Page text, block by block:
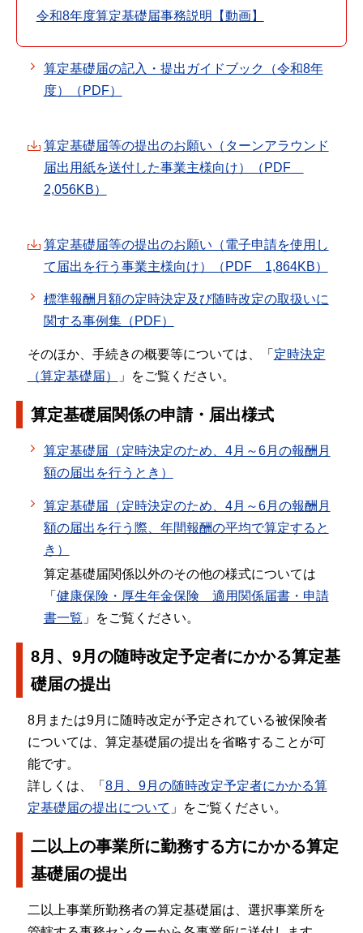
令和8年度算定基礎届事務説明【動画】
算定基礎届の記入・提出ガイドブック（令和8年
度）（PDF）
算定基礎届等の提出のお願い（ターンアラウンド
届出用紙を送付した事業主様向け）（PDF
2,056KB）
算定基礎届等の提出のお願い（電子申請を使用し
て届出を行う事業主様向け）（PDF 1,864KB）
標準報酬月額の定時決定及び随時改定の取扱いに
関する事例集（PDF）
そのほか、手続きの概要等については、「 定時決定
（算定基礎届）
」をご覧ください。
算定基礎届関係の申請・届出様式
算定基礎届（定時決定のため、4月～6月の報酬月
額の届出を行うとき）
算定基礎届（定時決定のため、4月～6月の報酬月
額の届出を行う際、年間報酬の平均で算定すると
き）
算定基礎届関係以外のその他の様式については
「 健康保険・厚生年金保険 適用関係届書・申請
書一覧 」をご覧ください。
8月、9月の随時改定予定者にかかる算定基
礎届の提出
8月または9月に随時改定が予定されている被保険者
については、算定基礎届の提出を省略することが可
能です。
詳しくは、「 8月、9月の随時改定予定者にかかる算
定基礎届の提出について 」をご覧ください。
二以上の事業所に勤務する方にかかる算定
基礎届の提出
二以上事業所勤務者の算定基礎届は、選択事業所を